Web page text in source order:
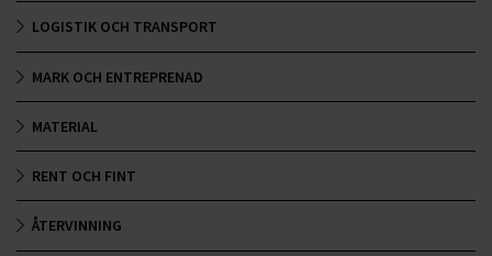
LOGISTIK OCH TRANSPORT
MARK OCH ENTREPRENAD
MATERIAL
RENT OCH FINT
ÅTERVINNING